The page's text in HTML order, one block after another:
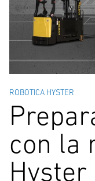
ROBOTICA HYSTER
con la
Hyster